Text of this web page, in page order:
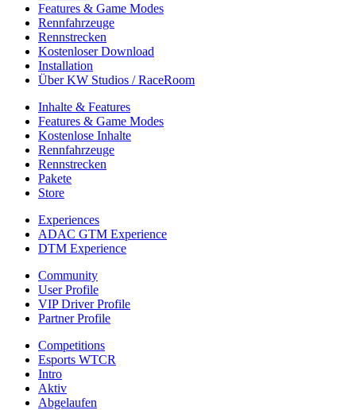
Features & Game Modes
Rennfahrzeuge
Rennstrecken
Kostenloser Download
Installation
Über KW Studios / RaceRoom
Inhalte & Features
Features & Game Modes
Kostenlose Inhalte
Rennfahrzeuge
Rennstrecken
Pakete
Store
Experiences
ADAC GTM Experience
DTM Experience
Community
User Profile
VIP Driver Profile
Partner Profile
Competitions
Esports WTCR
Intro
Aktiv
Abgelaufen